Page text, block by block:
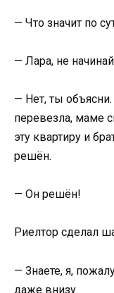
— Что значит по
— Лара, не
— Нет, ты
перевезла, маме
эту квартиру и
решён.
— Он решён!
Риелтор сделал
— Знаете, я,
даже внизу.